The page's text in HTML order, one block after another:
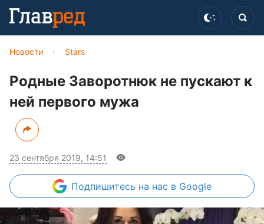
Новости › Stars
Родные Заворотнюк не пускают к
ней первого мужа
23 сентября 2019, 14:51
Подпишитесь на нас в Google